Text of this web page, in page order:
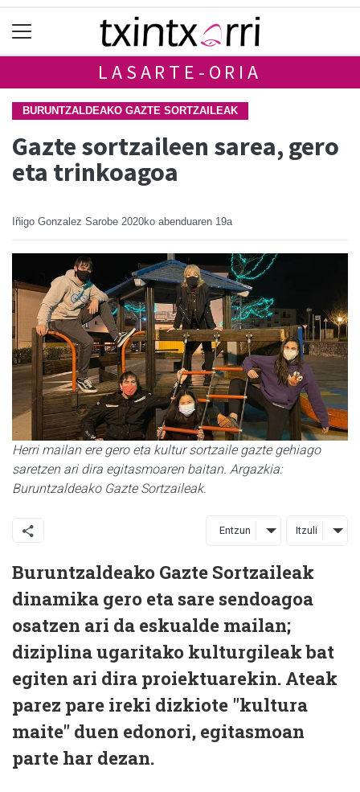
LASARTE-ORIA
BURUNTZALDEAKO GAZTE SORTZAILEAK
Gazte sortzaileen sarea, gero
eta trinkoagoa
Iñigo Gonzalez Sarobe 2020ko abenduaren 19a
Herri mailan ere gero eta kultur sortzaile gazte gehiago
saretzen ari dira egitasmoaren baitan. Argazkia:
Buruntzaldeako Gazte Sortzaileak.
Entzun Itzuli
Buruntzaldeako Gazte Sortzaileak
dinamika gero eta sare sendoagoa
osatzen ari da eskualde mailan;
diziplina ugaritako kulturgileak bat
egiten ari dira proiektuarekin. Ateak
parez pare ireki dizkiote "kultura
maite" duen edonori, egitasmoan
parte har dezan.